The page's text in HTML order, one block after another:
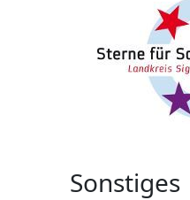
Sonstiges